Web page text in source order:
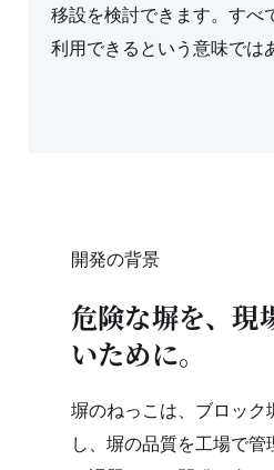
移設を検討できます。すべ
利用できるという意味では
開発の背景
危険な塀を、現
いために。
塀のねっこは、ブロック
し、塀の品質を工場で管